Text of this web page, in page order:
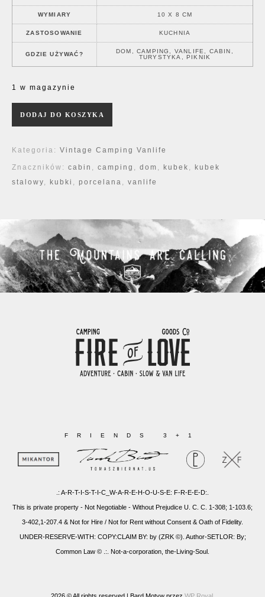
WYMIARY 10 X 8 CM
ZASTOSOWANIE KUCHNIA
GDZIE UŻYWAĆ?
DOM, CAMPING, VANLIFE, CABIN,
TURYSTYKA, PIKNIK
1 w magazynie
DODAJ DO KOSZYKA
Kategoria: Vintage Camping Vanlife
Znaczników: cabin , camping , dom , kubek ,
kubek
stalowy, kubki , porcelana , vanlife
FRIENDS 3+1
.: A-R-T-I-S-T-I-C_W-A-R-E-H-O-U-S-E: F-R-E-E-D:.
This is private property - Not Negotiable - Without Prejudice U. C. C. 1-308; 1-103.6;
3-402,1-207.4 & Not for Hire / Not for Rent without Consent & Oath of Fidelity.
UNDER-RESERVE-WITH: COPY:CLAIM BY: by (ZRK ©). Author-SETLOR: By;
Common Law © .:. Not-a-corporation, the-Living-Soul.